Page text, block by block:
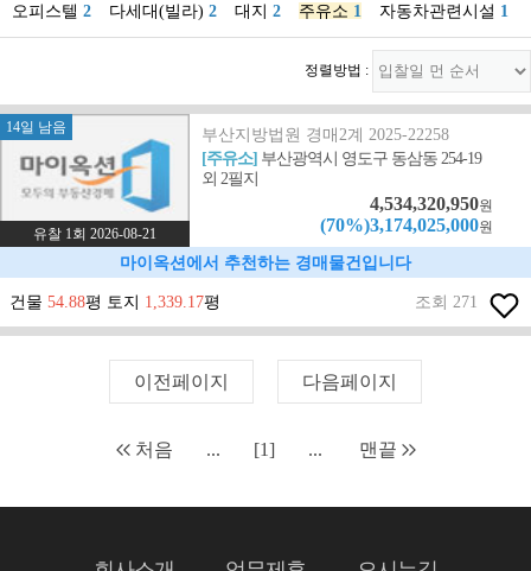
오피스텔 2 다세대(빌라) 2 대지 2 주유소 1 자동차관련시설 1
정렬방법 :
14일 남음
유찰 1회 2026-08-21
부산지방법원 경매2계 2025-22258
[주유소] 부산광역시 영도구 동삼동 254-19
외 2필지
4,534,320,950원
(70%)3,174,025,000원
마이옥션에서 추천하는 경매물건입니다
건물 54.88평 토지 1,339.17평 조회 271
이전페이지 다음페이지
처음 ... [1] ... 맨끝